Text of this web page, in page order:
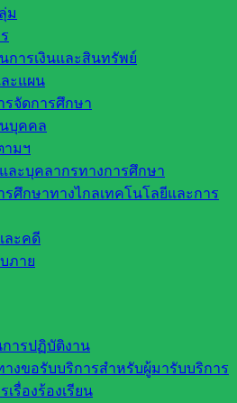
ม
การเงินและสินทรัพย์
ะแผน
รจัดการศึกษา
บุคคล
ามฯ
ะบุคลากรทางการศึกษา
รศึกษาทางไกลเทคโนโลยีและการ
ละคดี
ภาย
ารปฏิบัติงาน
งขอรับบริการสำหรับผู้มารับบริการ
รื่องร้องเรียน